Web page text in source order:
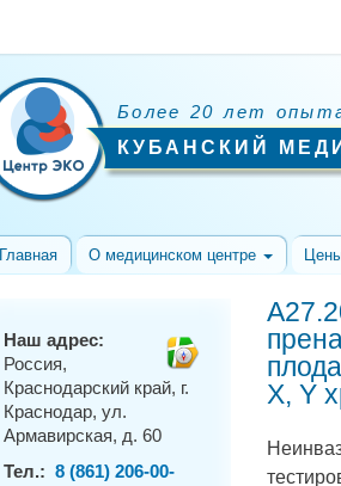
Более 20 лет
КУБАНСКИЙ
Главная О медицинском центре
Наш адрес:
Россия,
Краснодарский край, г.
Краснодар, ул.
Армавирская, д. 60
Тел.: 8 (861) 206-00-
Х, Y